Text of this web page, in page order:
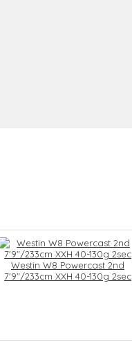
Westin W8 Powercast 2nd
7'9"/233cm XXH 40-130g 2sec